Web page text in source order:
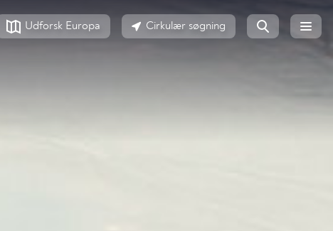
Udforsk Europa Cirkulær søgning